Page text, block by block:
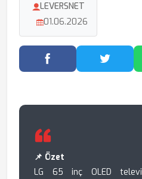
LEVERSNET
01.06.2026
Facebook'ta
📌 Özet
LG 65 inç OLED